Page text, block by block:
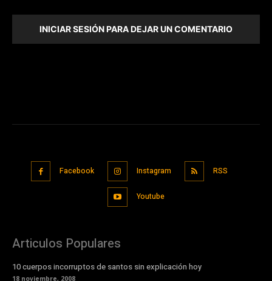
INICIAR SESIÓN PARA DEJAR UN COMENTARIO
Facebook Instagram RSS
Youtube
Articulos Populares
10 cuerpos incorruptos de santos sin explicación hoy
18 noviembre, 2008